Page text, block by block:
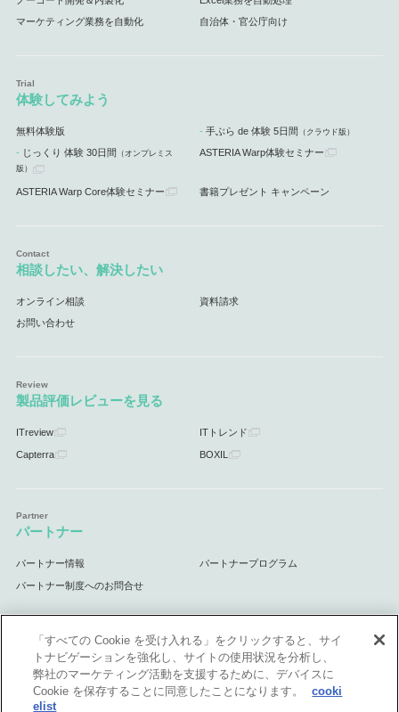
マーケティング業務を自動化 自治体・官公庁向け
体験してみよう
無料体験版 手ぶら de 体験 5日間 （クラウド版）
じっくり 体験 30日間 （オンプレミス
版）
ASTERIA Warp体験セミナー
ASTERIA Warp Core体験セミナー 書籍プレゼント キャンペーン
相談したい、解決したい
オンライン相談 資料請求
お問い合わせ
製品評価レビューを見る
ITreview ITトレンド
Capterra BOXIL
パートナー
パートナー情報 パートナープログラム
パートナー制度へのお問合せ
サポート
サポート情報
「すべての Cookie を受け入れる」をクリックすると、サイ
トナビゲーションを強化し、サイトの使用状況を分析し、
弊社のマーケティング活動を支援するために、デバイスに
Cookie を保存することに同意したことになります。
cooki
elist